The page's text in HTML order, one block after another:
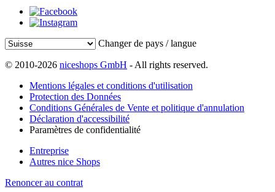
Changer de pays / langue
© 2010-2026 niceshops GmbH - All rights reserved.
Mentions légales et conditions d'utilisation
Protection des Données
Conditions Générales de Vente et politique d'annulation
Déclaration d'accessibilité
Paramètres de confidentialité
Entreprise
Autres nice Shops
Renoncer au contrat